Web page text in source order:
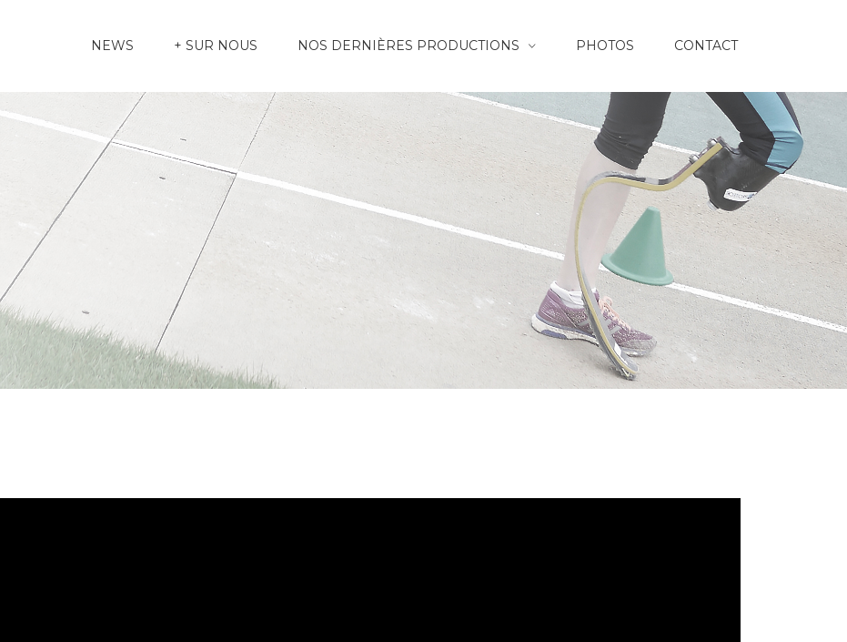
NEWS + SUR NOUS NOS DERNIÈRES PRODUCTIONS PHOTOS CONTACT